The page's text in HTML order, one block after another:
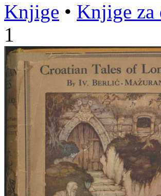
Knjige • Knjige za
1